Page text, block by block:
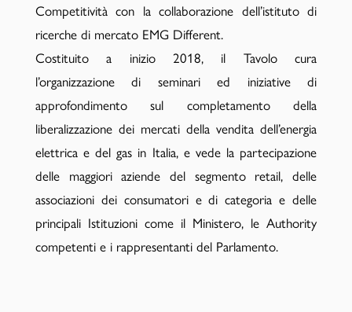
Competitività con la collaborazione dell’istituto di
ricerche di mercato EMG Different.
Costituito a inizio 2018, il Tavolo cura
l’organizzazione di seminari ed iniziative di
approfondimento sul completamento della
liberalizzazione dei mercati della vendita dell’energia
elettrica e del gas in Italia, e vede la partecipazione
delle maggiori aziende del segmento retail, delle
associazioni dei consumatori e di categoria e delle
principali Istituzioni come il Ministero, le Authority
competenti e i rappresentanti del Parlamento.